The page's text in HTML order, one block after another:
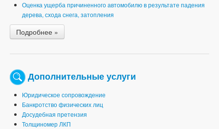
Оценка ущерба причиненного автомобилю в результате падения
дерева, схода снега, затопления
Подробнее »
Дополнительные услуги
Юридическое сопровождение
Банкротство физических лиц
Досудебная претензия
Толщиномер ЛКП